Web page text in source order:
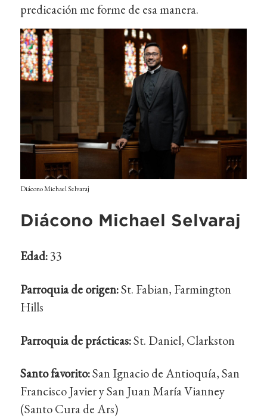
predicación me forme de esa manera.
Diácono Michael Selvaraj
Diácono Michael Selvaraj
Edad:33
Parroquia de origen:St. Fabian, Farmington
Hills
Parroquia de prácticas:St. Daniel, Clarkston
Santo favorito:San Ignacio de Antioquía, San
Francisco Javier y San Juan María Vianney
(Santo Cura de Ars)